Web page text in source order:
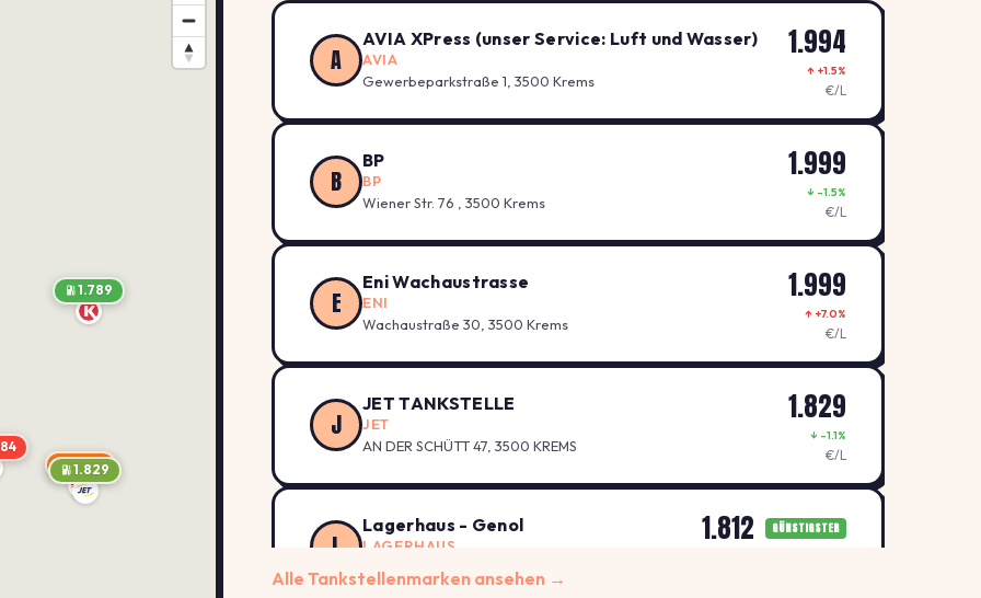
1.994
1.829
1.789
A
AVIA XPress (unser Service: Luft und Wasser)
AVIA
Gewerbeparkstraße 1, 3500 Krems
1.994
↑ +1.5%
€/L
B
BP
BP
Wiener Str. 76 , 3500 Krems
1.999
↓ -1.5%
€/L
E
Eni Wachaustrasse
ENI
Wachaustraße 30, 3500 Krems
1.999
↑ +7.0%
€/L
J
JET TANKSTELLE
JET
AN DER SCHÜTT 47, 3500 KREMS
1.829
↓ -1.1%
€/L
L
Lagerhaus - Genol
LAGERHAUS
1.812 GÜNSTIGSTER
Alle Tankstellenmarken ansehen →